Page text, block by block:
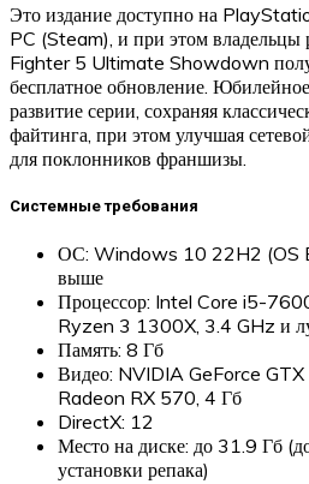
Это издание доступно на
PC (Steam), и при этом владельцы
Fighter 5 Ultimate Showdown
бесплатное обновление.
развитие серии, сохраняя
файтинга, при этом улучшая
для поклонников франшизы.
Системные требования
ОС: Windows 10 22H2 (OS
выше
Процессор: Intel Core i5-
Ryzen 3 1300X, 3.4 GHz и
Память: 8 Гб
Видео: NVIDIA GeForce
Radeon RX 570, 4 Гб
DirectX: 12
Место на диске: до 31.9 Гб
установки репака)